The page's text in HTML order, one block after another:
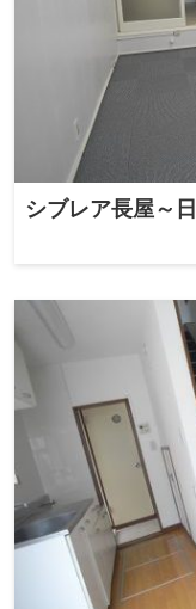
シブレア長屋～